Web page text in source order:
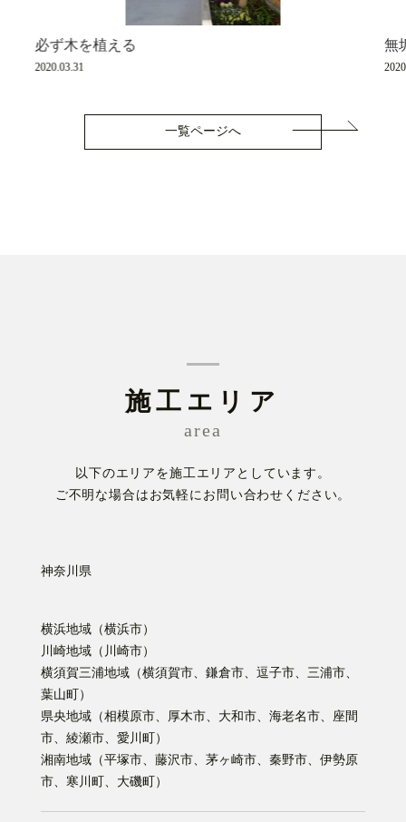
必ず木を植える
2020.03.31
無
一覧ページへ
施工エリア
area
以下のエリアを施工エリアとしています。
ご不明な場合はお気軽にお問い合わせください。
神奈川県
横浜地域（横浜市）
川崎地域（川崎市）
横須賀三浦地域（横須賀市、鎌倉市、逗子市、三浦市、
葉山町）
県央地域（相模原市、厚木市、大和市、海老名市、座間
市、綾瀬市、愛川町）
湘南地域（平塚市、藤沢市、茅ヶ崎市、秦野市、伊勢原
市、寒川町、大磯町）